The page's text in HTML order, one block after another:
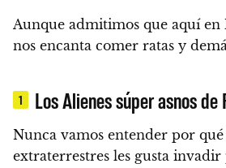
Aunque admitimos que aquí en
nos encanta comer ratas y
1 Los Alienes súper asnos
Nunca vamos entender por
extraterrestres les gusta invadir